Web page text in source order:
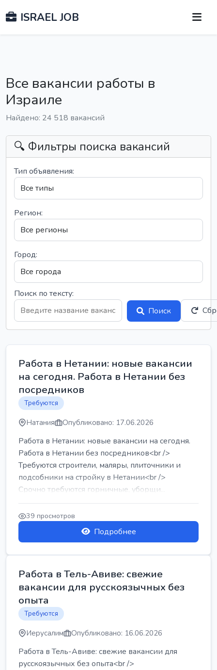
ISRAEL JOB
Все вакансии работы в
Израиле
Найдено: 24 518 вакансий
🔍 Фильтры поиска вакансий
Тип объявления:
Регион:
Город:
Поиск по тексту:
Поиск
Работа в Нетании: новые вакансии
на сегодня. Работа в Нетании без
посредников
Требуются
Натания Опубликовано: 17.06.2026
Работа в Нетании: новые вакансии на сегодня.
Работа в Нетании без посредников<br />
Требуются строители, маляры, плиточники и
подсобники на стройку в Нетании<br />
Срочно требуются горничные, уборщи...
39 просмотров
Подробнее
Работа в Тель-Авиве: свежие
вакансии для русскоязычных без
опыта
Требуются
Иерусалим Опубликовано: 16.06.2026
Работа в Тель-Авиве: свежие вакансии для
русскоязычных без опыта<br />